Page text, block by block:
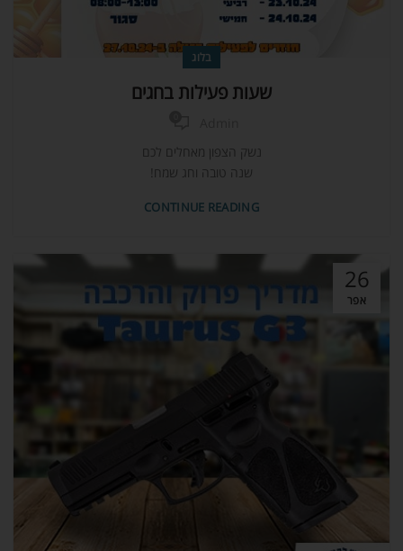
בלוג
שעות פעילות בחגים
נשק הצפון מאחלים לכם
שנה טובה וחג שמח!
CONTINUE READING
26
אפר